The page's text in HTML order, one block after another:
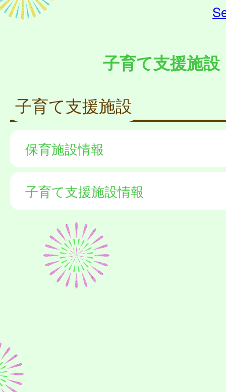
子育て支援施設
子育て支援施設
保育施設情報
子育て支援施設情報